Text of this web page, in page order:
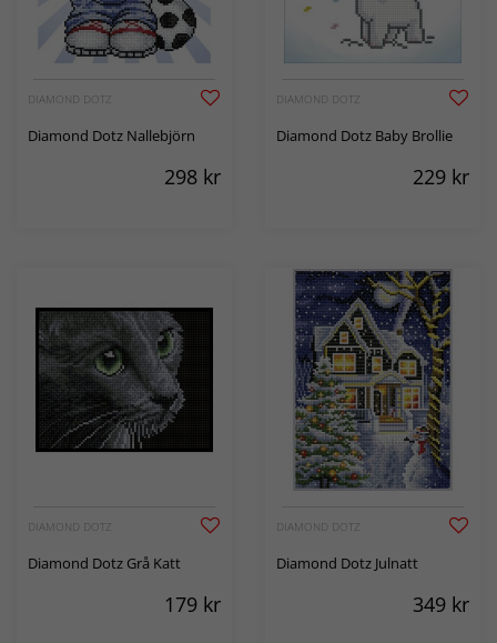
DIAMOND DOTZ
Diamond Dotz Nallebjörn
298 kr
DIAMOND DOTZ
Diamond Dotz Baby Brollie
229 kr
DIAMOND DOTZ
Diamond Dotz Grå Katt
179 kr
DIAMOND DOTZ
Diamond Dotz Julnatt
349 kr